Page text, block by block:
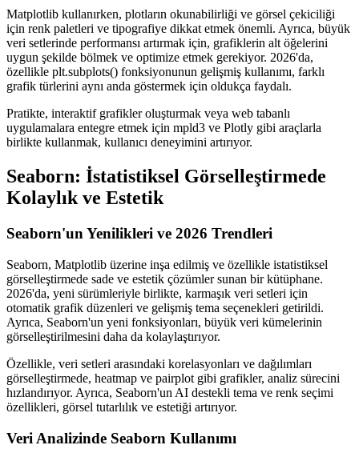
Matplotlib kullanırken, plotların okunabilirliği ve görsel çekiciliği
için renk paletleri ve tipografiye dikkat etmek önemli. Ayrıca, büyük
veri setlerinde performansı artırmak için, grafiklerin alt öğelerini
uygun şekilde bölmek ve optimize etmek gerekiyor. 2026'da,
özellikle plt.subplots() fonksiyonunun gelişmiş kullanımı, farklı
grafik türlerini aynı anda göstermek için oldukça faydalı.
Pratikte, interaktif grafikler oluşturmak veya web tabanlı
uygulamalara entegre etmek için mpld3 ve Plotly gibi araçlarla
birlikte kullanmak, kullanıcı deneyimini artırıyor.
Seaborn: İstatistiksel Görselleştirmede
Kolaylık ve Estetik
Seaborn'un Yenilikleri ve 2026 Trendleri
Seaborn, Matplotlib üzerine inşa edilmiş ve özellikle istatistiksel
görselleştirmede sade ve estetik çözümler sunan bir kütüphane.
2026'da, yeni sürümleriyle birlikte, karmaşık veri setleri için
otomatik grafik düzenleri ve gelişmiş tema seçenekleri getirildi.
Ayrıca, Seaborn'un yeni fonksiyonları, büyük veri kümelerinin
görselleştirilmesini daha da kolaylaştırıyor.
Özellikle, veri setleri arasındaki korelasyonları ve dağılımları
görselleştirmede, heatmap ve pairplot gibi grafikler, analiz sürecini
hızlandırıyor. Ayrıca, Seaborn'un AI destekli tema ve renk seçimi
özellikleri, görsel tutarlılık ve estetiği artırıyor.
Veri Analizinde Seaborn Kullanımı